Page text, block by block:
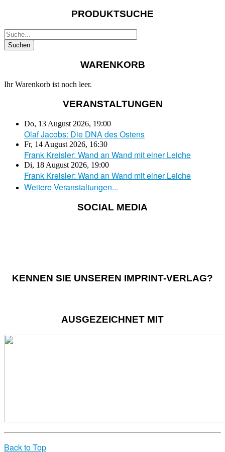
PRODUKTSUCHE
WARENKORB
Ihr Warenkorb ist noch leer.
VERANSTALTUNGEN
Do, 13 August 2026, 19:00
Olaf Jacobs: Die DNA des Ostens
Fr, 14 August 2026, 16:30
Frank Kreisler: Wand an Wand mit einer Leiche
Di, 18 August 2026, 19:00
Frank Kreisler: Wand an Wand mit einer Leiche
Weitere Veranstaltungen...
SOCIAL MEDIA
KENNEN SIE UNSEREN IMPRINT-VERLAG?
AUSGEZEICHNET MIT
Back to Top